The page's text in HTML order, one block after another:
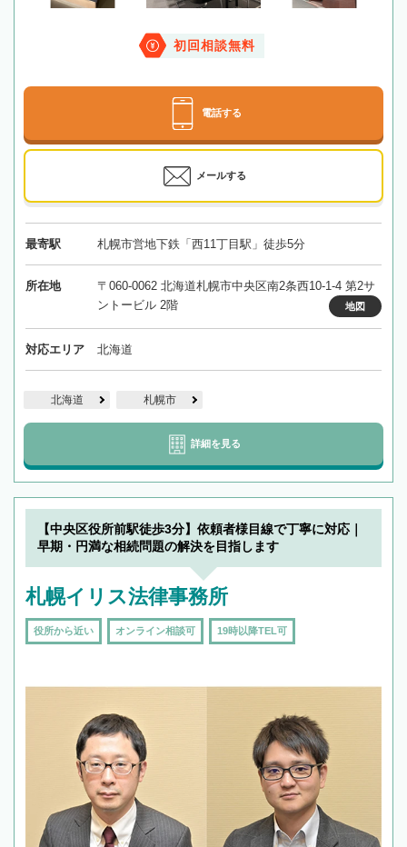
初回相談無料
電話する
メールする
最寄駅 札幌市営地下鉄「西11丁目駅」徒歩5分
所在地
〒060-0062 北海道札幌市中央区南2条西10-1-4 第2サ
ントービル 2階
地図
対応エリア 北海道
北海道 札幌市
詳細を見る
【中央区役所前駅徒歩3分】依頼者様目線で丁寧に対応｜
早期・円満な相続問題の解決を目指します
札幌イリス法律事務所
役所から近い オンライン相談可 19時以降TEL可